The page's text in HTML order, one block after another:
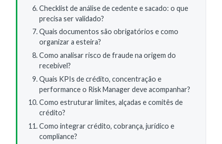
Checklist de análise de cedente e sacado: o que
precisa ser validado?
Quais documentos são obrigatórios e como
organizar a esteira?
Como analisar risco de fraude na origem do
recebível?
Quais KPIs de crédito, concentração e
performance o Risk Manager deve acompanhar?
Como estruturar limites, alçadas e comitês de
crédito?
Como integrar crédito, cobrança, jurídico e
compliance?